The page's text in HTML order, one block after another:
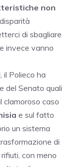
non
di sbagliare
invece vanno
il Polieco ha
del Senato quali
clamoroso caso
e sul fatto
un sistema
di
con meno